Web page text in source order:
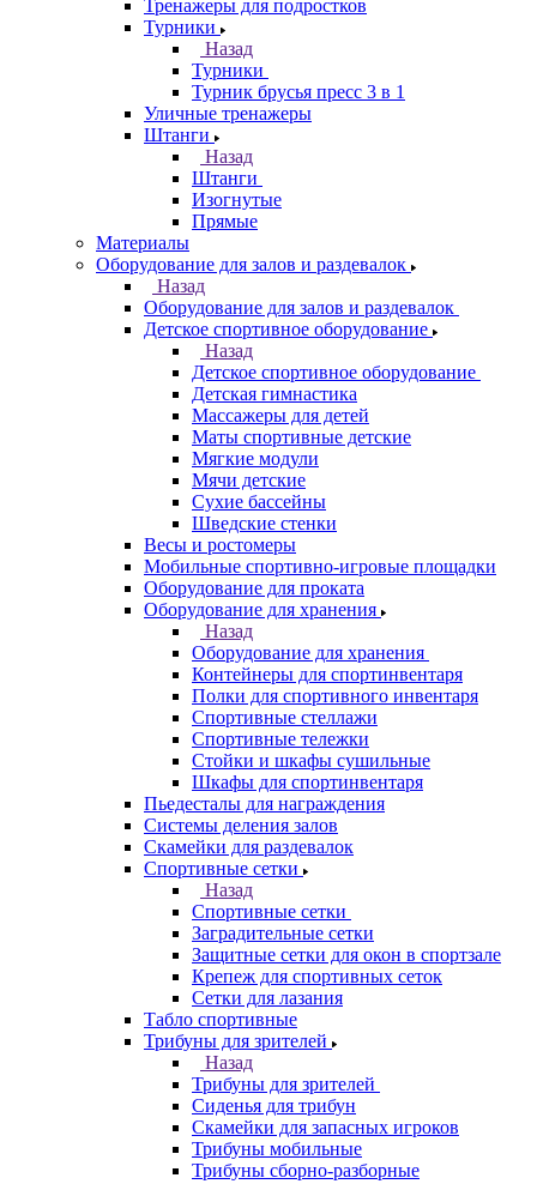
Тренажеры для подростков
Турники
Назад
Турники
Турник брусья пресс 3 в 1
Уличные тренажеры
Штанги
Назад
Штанги
Изогнутые
Прямые
Материалы
Оборудование для залов и раздевалок
Назад
Оборудование для залов и раздевалок
Детское спортивное оборудование
Назад
Детское спортивное оборудование
Детская гимнастика
Массажеры для детей
Маты спортивные детские
Мягкие модули
Мячи детские
Сухие бассейны
Шведские стенки
Весы и ростомеры
Мобильные спортивно-игровые площадки
Оборудование для проката
Оборудование для хранения
Назад
Оборудование для хранения
Контейнеры для спортинвентаря
Полки для спортивного инвентаря
Спортивные стеллажи
Спортивные тележки
Стойки и шкафы сушильные
Шкафы для спортинвентаря
Пьедесталы для награждения
Системы деления залов
Скамейки для раздевалок
Спортивные сетки
Назад
Спортивные сетки
Заградительные сетки
Защитные сетки для окон в спортзале
Крепеж для спортивных сеток
Сетки для лазания
Табло спортивные
Трибуны для зрителей
Назад
Трибуны для зрителей
Сиденья для трибун
Скамейки для запасных игроков
Трибуны мобильные
Трибуны сборно-разборные